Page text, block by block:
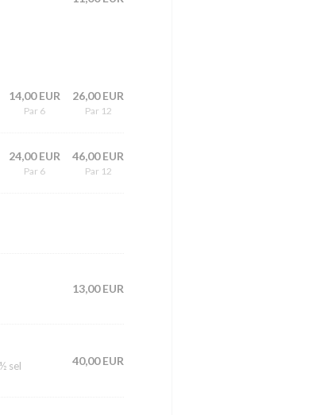
14,00 EUR
Par 6
26,00 EUR
Par 12
24,00 EUR
Par 6
46,00 EUR
Par 12
13,00 EUR
sel
40,00 EUR